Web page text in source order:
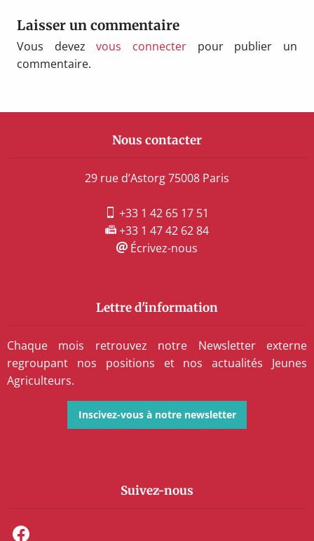
l’article
Laisser un commentaire
Vous devezvous connecter pour publier un
commentaire.
Nous contacter
29 rue d’Astorg 75008 Paris
+33 1 42 65 17 51
+33 1 47 42 62 84
Écrivez-nous
Lettre d'information
Chaque mois retrouvez notre Newsletter externe
regroupant nos positions et nos actualités Jeunes
Agriculteurs.
Inscivez-vous à notre newsletter
Suivez-nous